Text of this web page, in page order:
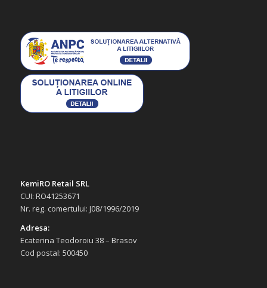
KemiRO Retail SRL
CUI: RO41253671
Nr. reg. comertului: J08/1996/2019
Adresa:
Ecaterina Teodoroiu 38 – Brasov
Cod postal: 500450